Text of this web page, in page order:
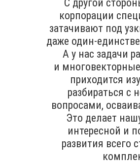
С другой
корпорации
затачивают под
даже один-
А у нас задачи
и
приходится
разбираться
вопросами,
Это делает
интересной и
развития всего